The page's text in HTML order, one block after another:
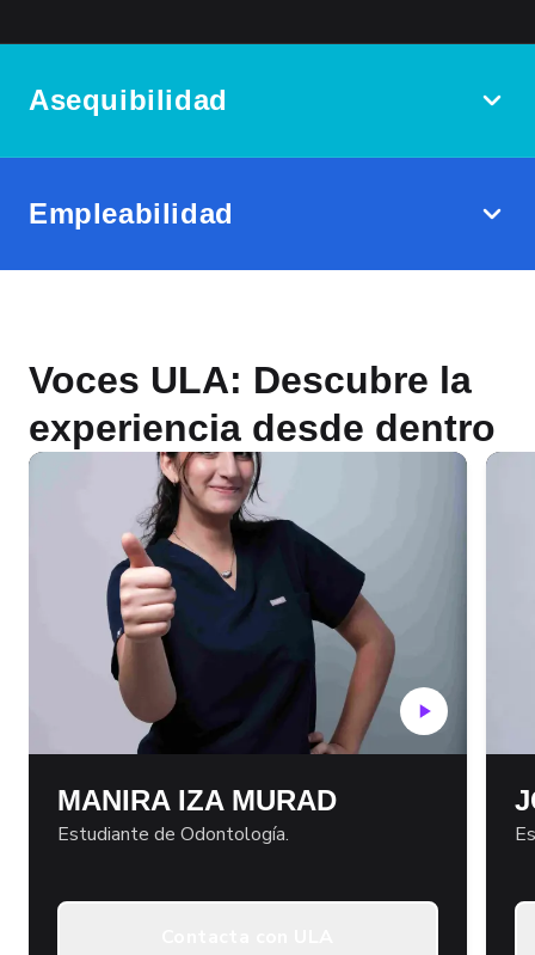
Asequibilidad
Empleabilidad
Voces ULA: Descubre la
experiencia desde dentro
MANIRA IZA MURAD
Estudiante de Odontología.